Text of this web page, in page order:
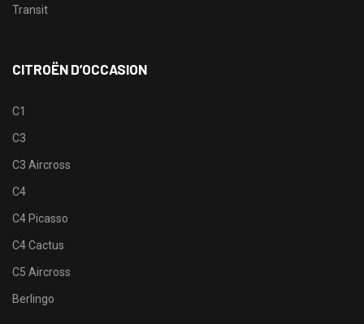
Transit
CITROËN D’OCCASION
C1
C3
C3 Aircross
C4
C4 Picasso
C4 Cactus
C5 Aircross
Berlingo